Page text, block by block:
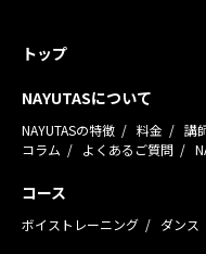
トップ
NAYUTASについて
NAYUTASの特徴 料金 講
コラム
よくあるご質問
コース
ボイストレーニング ダンス